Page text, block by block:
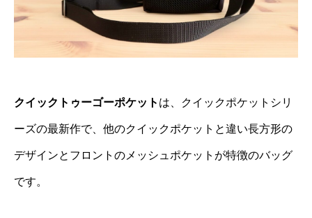
クイックトゥーゴーポケット は、クイックポケットシリ
ーズの最新作で、他のクイックポケットと違い長方形の
デザインとフロントのメッシュポケットが特徴のバッグ
です。